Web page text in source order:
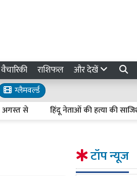
वैचारिकी राशिफल और देखें
ग्लैमवर्ल्ड
हिंदू नेताओं की हत्या की साजिश रचने का
टॉप न्यूज